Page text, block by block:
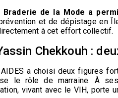
Braderie de la Mode a
et de dépistage en
à cet effort collectif.
Chekkouh :
a choisi deux figures
le rôle de marraine. À
vivant avec le VIH, porte